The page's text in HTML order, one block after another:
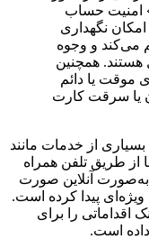
امنیت حساب
نگهداری
می‌کند و وجوه
هستند. همچنین
موقت یا دائم
یا سرقت کارت
از خدمات مانند
از طریق تلفن همراه
به‌صورت آنلاین صورت
پیدا کرده است.
اقداماتی را برای
است.